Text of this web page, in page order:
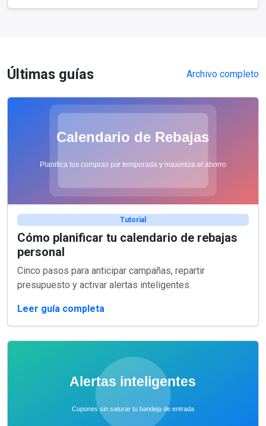
Últimas guías Archivo completo
Tutorial
Cómo planificar tu calendario de rebajas
personal
Cinco pasos para anticipar campañas, repartir
presupuesto y activar alertas inteligentes.
Leer guía completa